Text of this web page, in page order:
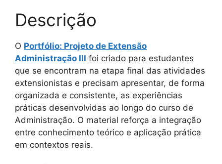
Descrição
O Portfólio: Projeto de Extensão
Administração III foi criado para estudantes
que se encontram na etapa final das atividades
extensionistas e precisam apresentar, de forma
organizada e consistente, as experiências
práticas desenvolvidas ao longo do curso de
Administração. O material reforça a integração
entre conhecimento teórico e aplicação prática
em contextos reais.